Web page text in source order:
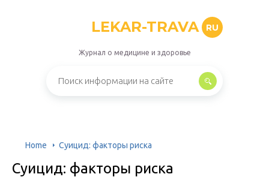
LEKAR-TRAVA RU
Журнал о медицине и здоровье
Home Суицид: факторы риска
Суицид: факторы риска